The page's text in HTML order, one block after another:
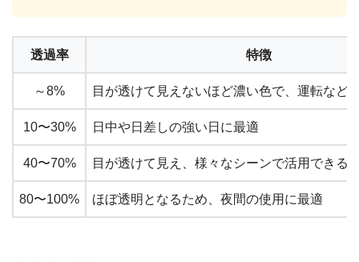
透過率 特徴
～8% 目が透けて見えないほど濃い色で、運転など
10〜30% 日中や日差しの強い日に最適
40〜70% 目が透けて見え、様々なシーンで活用できる
80〜100% ほぼ透明となるため、夜間の使用に最適